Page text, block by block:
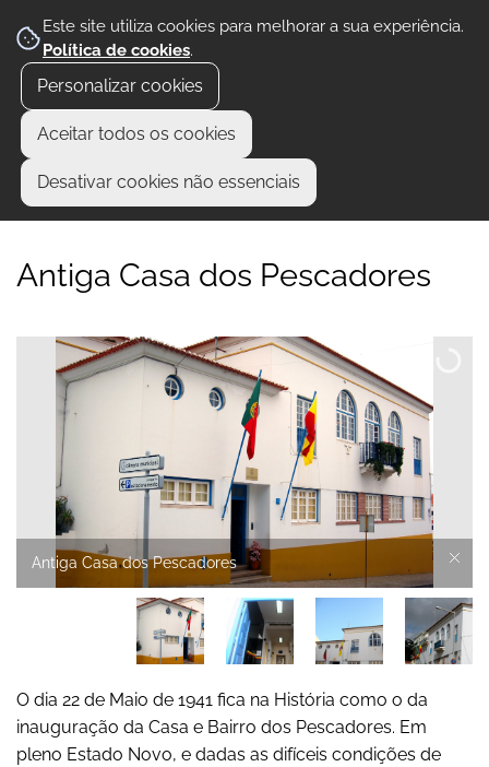
Este site utiliza cookies para melhorar a sua experiência.
Política de cookies.
Personalizar cookies
Aceitar todos os cookies
Desativar cookies não essenciais
Antiga Casa dos Pescadores
Antiga Casa dos Pescadores
O dia 22 de Maio de 1941 fica na História como o da
inauguração da Casa e Bairro dos Pescadores. Em
pleno Estado Novo, e dadas as difíceis condições de